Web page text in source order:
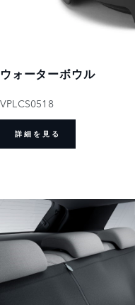
ウォーターボウル
VPLCS0518
詳細を見る